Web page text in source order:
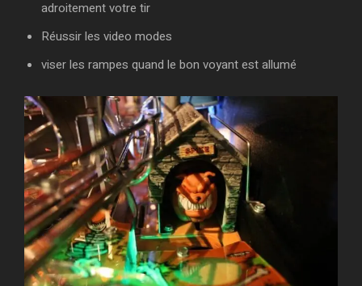
adroitement votre tir
Réussir les video modes
viser les rampes quand le bon voyant est allumé